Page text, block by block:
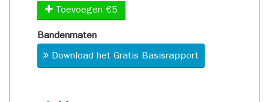
Toevoegen €5
Bandenmaten
Download het Gratis Basisrapport